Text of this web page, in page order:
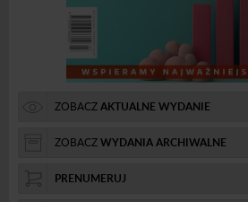
ZOBACZAKTUALNE WYDANIE
ZOBACZWYDANIA ARCHIWALNE
PRENUMERUJ